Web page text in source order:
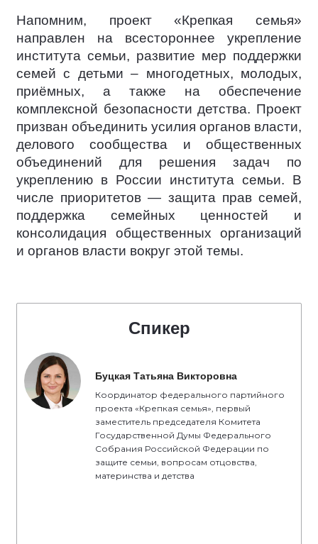
Напомним, проект «Крепкая семья»
направлен на всестороннее укрепление
института семьи, развитие мер поддержки
семей с детьми – многодетных, молодых,
приёмных, а также на обеспечение
комплексной безопасности детства. Проект
призван объединить усилия органов власти,
делового сообщества и общественных
объединений для решения задач по
укреплению в России института семьи. В
числе приоритетов — защита прав семей,
поддержка семейных ценностей и
консолидация общественных организаций
и органов власти вокруг этой темы.
Спикер
Буцкая Татьяна Викторовна
Координатор федерального партийного
проекта «Крепкая семья», первый
заместитель председателя Комитета
Государственной Думы Федерального
Собрания Российской Федерации по
защите семьи, вопросам отцовства,
материнства и детства